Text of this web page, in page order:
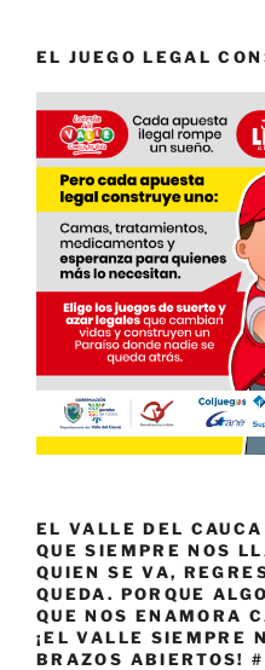
EL JUEGO LEGAL
EL VALLE DEL
QUE SIEMPRE NOS
QUIEN SE VA,
QUEDA. PORQUE
QUE NOS ENAMORA
¡EL VALLE SIEMPRE
BRAZOS ABIERTOS!